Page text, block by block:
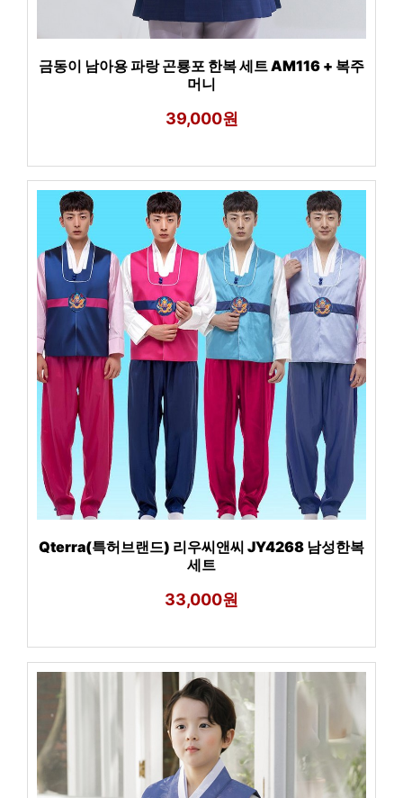
금동이 남아용 파랑 곤룡포 한복 세트 AM116 + 복주
머니
39,000원
Qterra(특허브랜드) 리우씨앤씨 JY4268 남성한복
세트
33,000원